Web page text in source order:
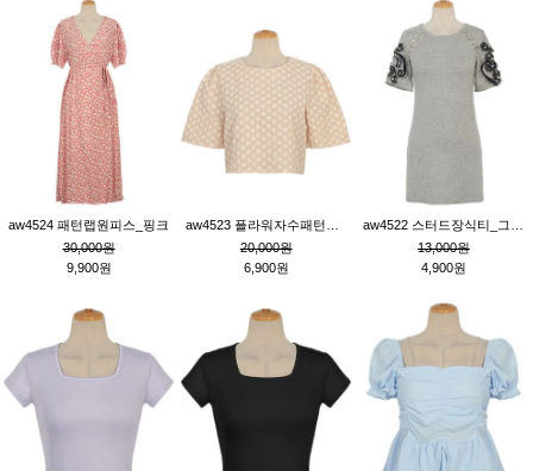
aw4524 패턴랩원피스_핑크
30,000원
9,900원
20,000원
6,900원
13,000원
4,900원